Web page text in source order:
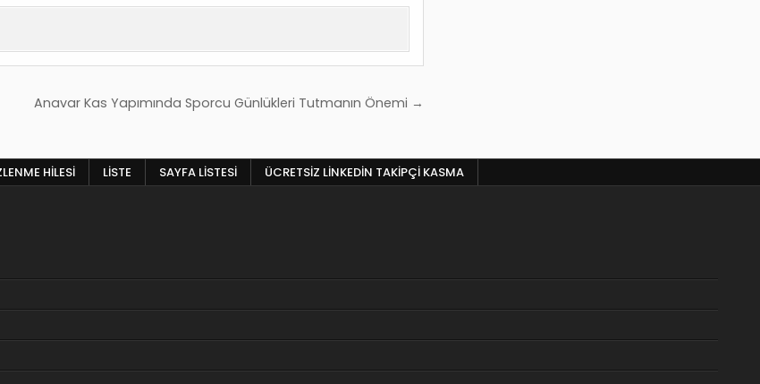
Anavar Kas Yapımında Sporcu Günlükleri Tutmanın Önemi →
HILESI LISTE SAYFA LISTESI ÜCRETSIZ LINKEDIN TAKIPÇI KASMA